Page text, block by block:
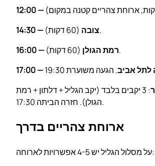
14:30 — צובה(60 דקות).
16:00 — רמת הגולן(60 דקות).
חזרה לתל אביב
: 3 יקבים בלבד (יקב הגליל + דלתון + רמת
הגולן). חזרה הביתה 17:30.
ארוחת צהריים בדרך
על מסלול הגליל יש 4-5 אפשרויות לארוחה: